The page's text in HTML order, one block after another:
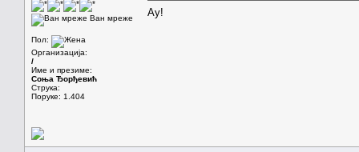
Ван мреже
Пол:
Организација:
/
Име и презиме:
Соња Ђорђевић
Струка:
Поруке: 1.404
Ау!